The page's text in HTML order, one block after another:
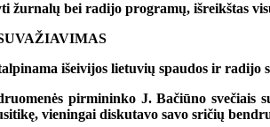
žurnalų bei radijo programų, išreikštas
išeivijos lietuvių spaudos ir
pirmininko J. Bačiūno
vieningai diskutavo savo sričių